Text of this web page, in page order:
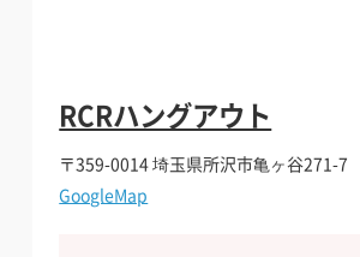
バイクを借りたい方
RCRハングアウト
〒359-0014埼玉県所沢市亀ヶ谷271-7
GoogleMap